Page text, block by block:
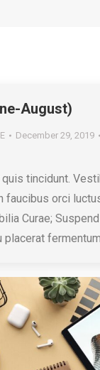
August)
December 29, 2019
tincidunt.
faucibus orci
Curae;
placerat